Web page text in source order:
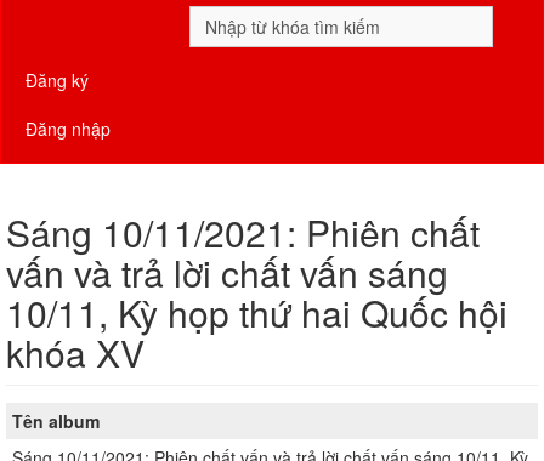
Đăng ký
Đăng nhập
Sáng 10/11/2021: Phiên chất
vấn và trả lời chất vấn sáng
10/11, Kỳ họp thứ hai Quốc hội
khóa XV
Tên album